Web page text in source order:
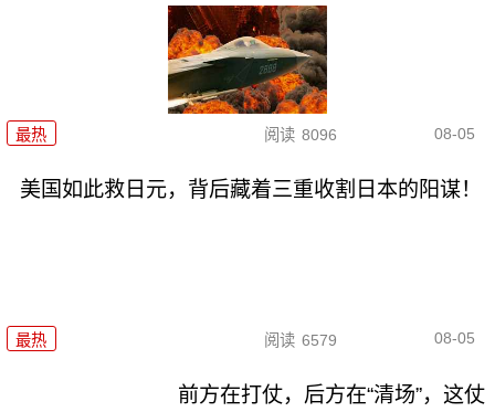
最热 阅读 8096 08-05
美国如此救日元，背后藏着三重收割日本的阳谋！
最热 阅读 6579 08-05
前方在打仗，后方在“清场”，这仗